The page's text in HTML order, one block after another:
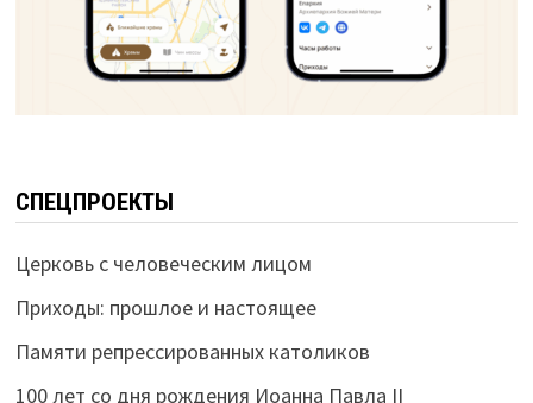
СПЕЦПРОЕКТЫ
Церковь с человеческим лицом
Приходы: прошлое и настоящее
Памяти репрессированных католиков
100 лет со дня рождения Иоанна Павла II